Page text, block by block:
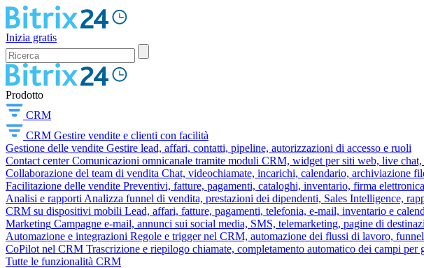
Inizia gratis
Prodotto
CRM
CRM Gestire vendite e clienti con facilità
Gestione delle vendite Gestire lead, affari, contatti, pipeline, autorizzazioni di accesso e ruoli
Contact center Comunicazioni omnicanale tramite moduli CRM, widget per siti web, live
Collaborazione del team di vendita Chat, videochiamate, incarichi, calendario, archiviazione
Facilitazione delle vendite Preventivi, fatture, pagamenti, cataloghi, inventario, firma
Analisi e rapporti Analizza funnel di vendita, prestazioni dei dipendenti, Sales Intelligence,
CRM su dispositivi mobili Lead, affari, fatture, pagamenti, telefonia, e-mail, inventario e
Marketing Campagne e-mail, annunci sui social media, SMS, telemarketing, pagine di
Automazione e integrazioni Regole e trigger nel CRM, automazione dei flussi di lavoro,
CoPilot nel CRM Trascrizione e riepilogo chiamate, completamento automatico dei campi per
Tutte le funzionalità CRM